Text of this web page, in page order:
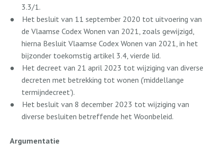
3.3/1.
●
Het besluit van 11 september 2020 tot uitvoering van
de Vlaamse Codex Wonen van 2021, zoals gewijzigd,
hierna Besluit Vlaamse Codex Wonen van 2021, in het
bijzonder toekomstig artikel 3.4, vierde lid.
●
Het decreet van 21 april 2023 tot wijziging van diverse
decreten met betrekking tot wonen (‘middellange
termijndecreet’).
●
Het besluit van 8 december 2023 tot wijziging van
diverse besluiten betreffende het Woonbeleid.
Argumentatie